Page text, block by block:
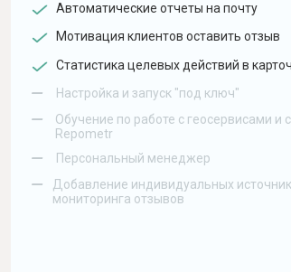
Автоматические отчеты на почту
Мотивация клиентов оставить отзыв
Статистика целевых действий в
– Настройка и запуск "под ключ"
–
Обучение по работе с геосервисами и
Repometr
– Персональный менеджер
–
Добавление индивидуальных
мониторинга отзывов